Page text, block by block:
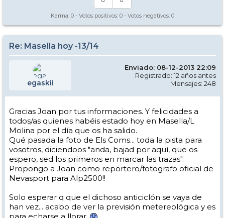
Karma: 0 - Votos positivos: 0 - Votos negativos: 0
Re: Masella hoy -13/14
egaskii
Enviado: 08-12-2013 22:09
Registrado: 12 años antes
Mensajes: 248
Gracias Joan por tus informaciones. Y felicidades a
todos/as quienes habéis estado hoy en Masella/L
Molina por el día que os ha salido.
Qué pasada la foto de Els Coms... toda la pista para
vosotros, diciendoos "anda, bajad por aquí, que os
espero, sed los primeros en marcar las trazas".
Propongo a Joan como reportero/fotografo oficial de
Nevasport para Alp2500!!
Solo esperar q que el dichoso anticiclón se vaya de
han vez... acabo de ver la previsión metereológica y es